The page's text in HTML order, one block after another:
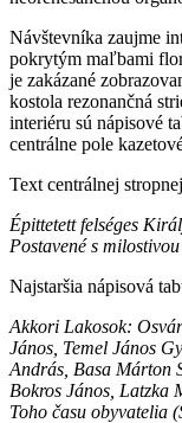
Návštevníka zaujme
pokrytým maľbami
je zakázané
kostola rezonančná
interiéru sú nápisové
centrálne pole
Text centrálnej
Épittetett felséges
Postavené s
Najstaršia nápisová
Akkori Lakosok:
János, Temel János
András, Basa Márton
Bokros János, Latzka
Toho času obyvatelia